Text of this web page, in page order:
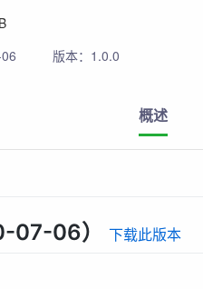
版本：1.0.0
概述
07-06） 下载此版本